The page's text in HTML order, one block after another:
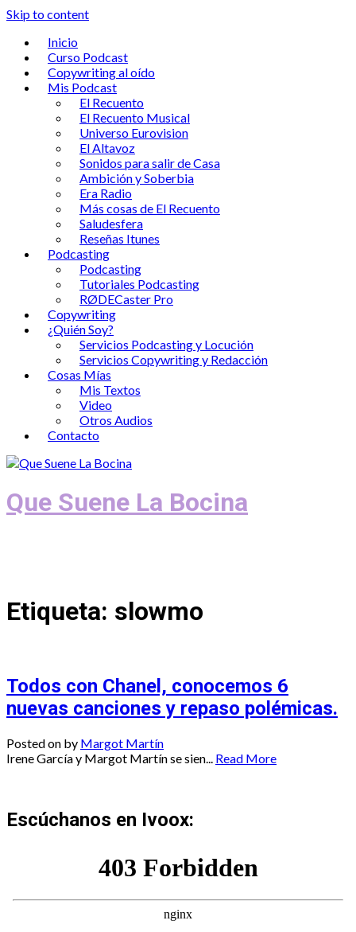
Skip to content
Inicio
Curso Podcast
Copywriting al oído
Mis Podcast
El Recuento
El Recuento Musical
Universo Eurovision
El Altavoz
Sonidos para salir de Casa
Ambición y Soberbia
Era Radio
Más cosas de El Recuento
Saludesfera
Reseñas Itunes
Podcasting
Podcasting
Tutoriales Podcasting
RØDECaster Pro
Copywriting
¿Quién Soy?
Servicios Podcasting y Locución
Servicios Copywriting y Redacción
Cosas Mías
Mis Textos
Video
Otros Audios
Contacto
Que Suene La Bocina
Etiqueta: slowmo
Todos con Chanel, conocemos 6
nuevas canciones y repaso polémicas.
Posted on by Margot Martín
Irene García y Margot Martín se sien...
Read More
Escúchanos en Ivoox: